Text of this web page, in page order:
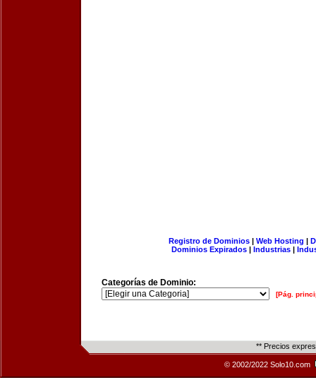
Registro de Dominios| Web Hosting |
Dominios Expirados | Industrias |
Categorías de Dominio:
[Pág.
** Precios
© 2002/2022 Solo10.com